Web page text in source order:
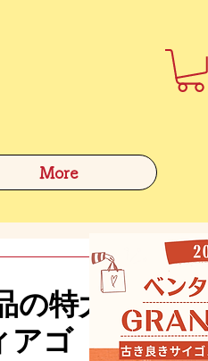
More
の特大
アゴ